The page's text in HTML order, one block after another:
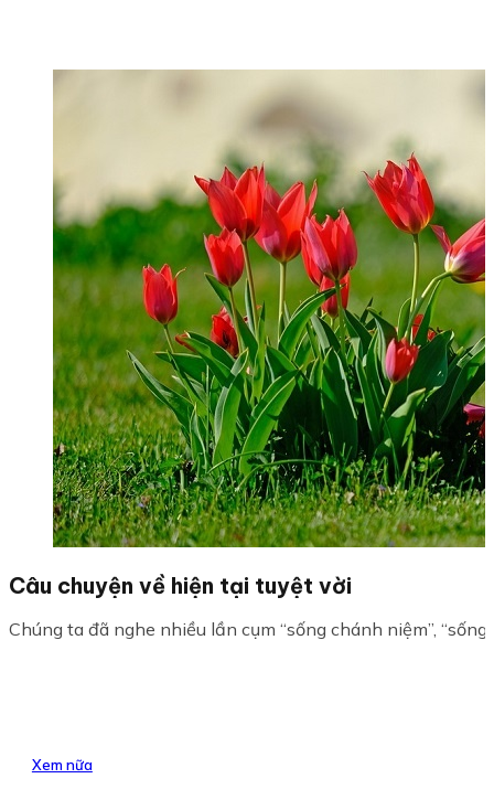
Câu chuyện về hiện tại tuyệt vời
Chúng ta đã nghe nhiều lần cụm “sống chánh niệm”, “sống
Xem nữa